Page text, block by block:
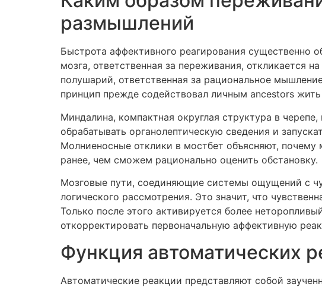
размышлений
Быстрота аффективного реагирования существенно
мозга, ответственная за переживания,
полушарий, ответственная за рациональное
принцип прежде содействовал личным ancestors
Миндалина, компактная округлая структура в
обрабатывать органолептическую сведения и
Молниеносные отклики в мостбет объясняют, почему
ранее, чем сможем рационально оценить обстановку.
Мозговые пути, соединяющие системы ощущений с
логического рассмотрения. Это значит, что
Только после этого активируется более
откорректировать первоначальную аффективную
Функция автоматических
Автоматические реакции представляют собой